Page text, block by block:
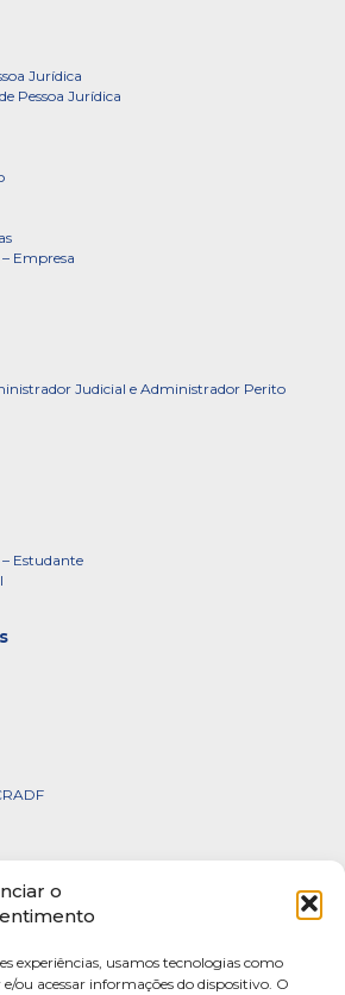
o
experiências, usamos tecnologias como
ou acessar informações do dispositivo. O
Jurídica
Pessoa Jurídica
Empresa
Judicial e Administrador Perito
Estudante